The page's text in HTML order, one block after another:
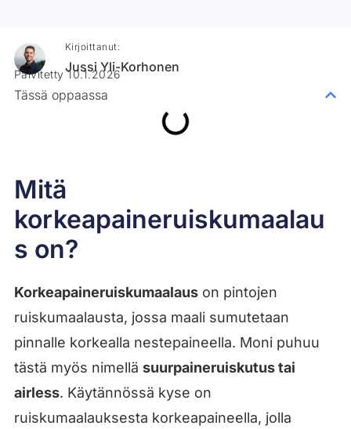
Mitä
korkeapaineruiskumaalau
s on?
Korkeapaineruiskumaalauson pintojen
ruiskumaalausta, jossa maali sumutetaan
pinnalle korkealla nestepaineella. Moni puhuu
tästä myös nimellä suurpaineruiskutus tai
airless. Käytännössä kyse on
ruiskumaalauksesta korkeapaineella, jolla
Kirjoittanut:
Jussi Yli-Korhonen
Päivitetty 10.1.2026
Tässä oppaassa